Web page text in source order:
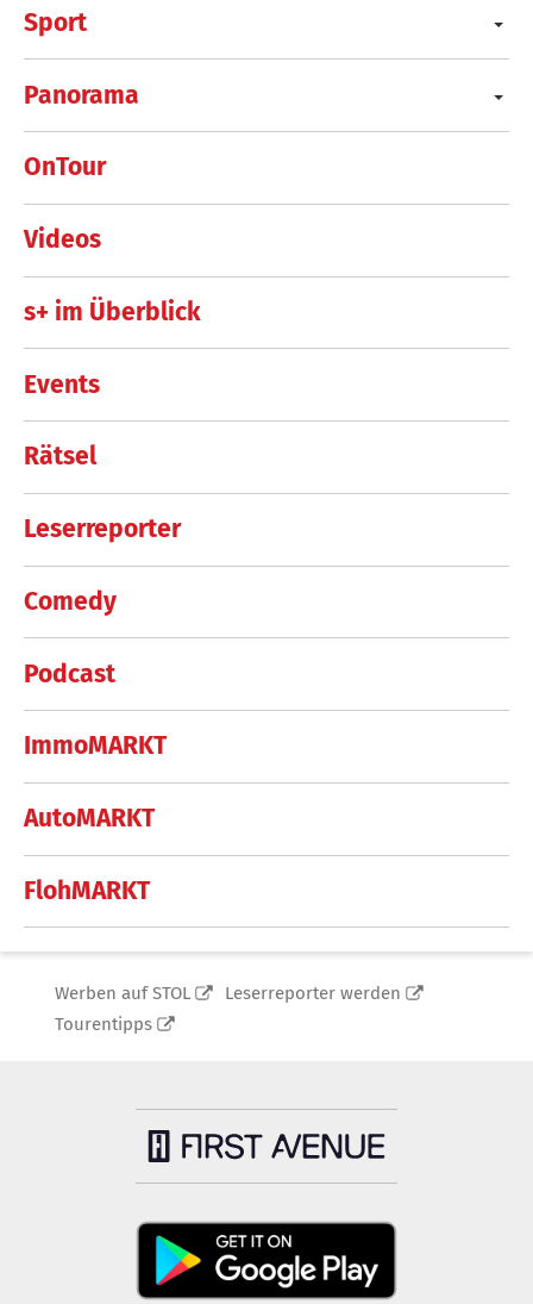
Sport
Panorama
OnTour
Videos
s+ im Überblick
Events
Rätsel
Leserreporter
Comedy
Podcast
ImmoMARKT
AutoMARKT
FlohMARKT
Werben auf STOL
Leserreporter werden
Tourentipps